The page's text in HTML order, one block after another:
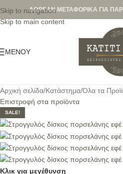
Skip to navigation
Skip to main content
ΔΩΡΕΑΝ ΜΕΤΑΦΟΡΙΚΑ ΓΙΑ
ΜΕΝΟΎ
Αρχική σελίδα/Κατάστημα/Όλα τα
Επιστροφή στα προϊόντα
SALE!
Κλικ για μεγέθυνση